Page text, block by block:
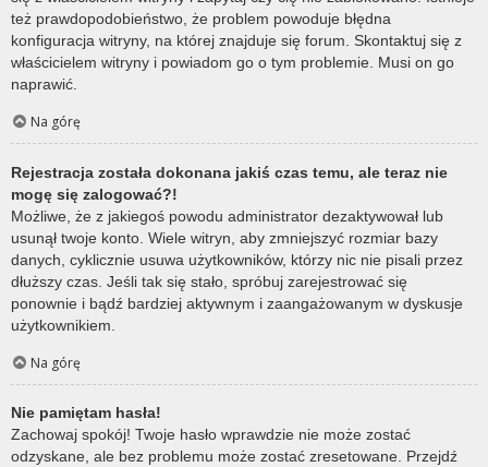
też prawdopodobieństwo, że problem powoduje błędna
konfiguracja witryny, na której znajduje się forum. Skontaktuj się z
właścicielem witryny i powiadom go o tym problemie. Musi on go
naprawić.
Na górę
Rejestracja została dokonana jakiś czas temu, ale teraz nie
mogę się zalogować?!
Możliwe, że z jakiegoś powodu administrator dezaktywował lub
usunął twoje konto. Wiele witryn, aby zmniejszyć rozmiar bazy
danych, cyklicznie usuwa użytkowników, którzy nic nie pisali przez
dłuższy czas. Jeśli tak się stało, spróbuj zarejestrować się
ponownie i bądź bardziej aktywnym i zaangażowanym w dyskusje
użytkownikiem.
Na górę
Nie pamiętam hasła!
Zachowaj spokój! Twoje hasło wprawdzie nie może zostać
odzyskane, ale bez problemu może zostać zresetowane. Przejdź